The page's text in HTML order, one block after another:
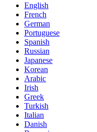
English
French
German
Portuguese
Spanish
Russian
Japanese
Korean
Arabic
Irish
Greek
Turkish
Italian
Danish